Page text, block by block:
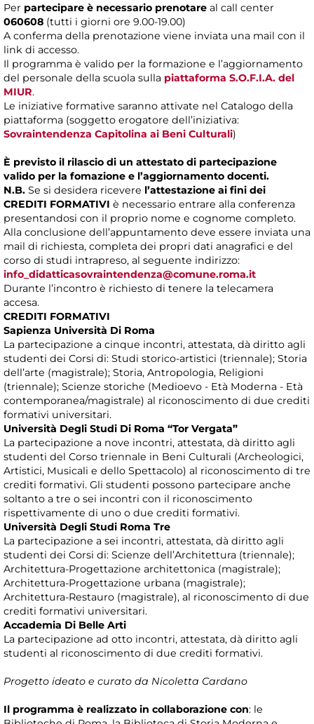
Per partecipare è necessario prenotare al call center
060608 (tutti i giorni ore 9.00-19.00)
A conferma della prenotazione viene inviata una mail con il
link di accesso.
Il programma è valido per la formazione e l’aggiornamento
del personale della scuola sulla piattaforma S.O.F.I.A. del
MIUR.
Le iniziative formative saranno attivate nel Catalogo della
piattaforma (soggetto erogatore dell’iniziativa:
Sovraintendenza Capitolina ai Beni Culturali)
È previsto il rilascio di un attestato di partecipazione
valido per la fomazione e l’aggiornamento docenti.
N.B. Se si desidera ricevere l’attestazione ai fini dei
CREDITI FORMATIVI è necessario entrare alla conferenza
presentandosi con il proprio nome e cognome completo.
Alla conclusione dell’appuntamento deve essere inviata una
mail di richiesta, completa dei propri dati anagrafici e del
corso di studi intrapreso, al seguente indirizzo:
info_didatticasovraintendenza@comune.roma.it
Durante l’incontro è richiesto di tenere la telecamera
accesa.
CREDITI FORMATIVI
Sapienza Università Di Roma
La partecipazione a cinque incontri, attestata, dà diritto agli
studenti dei Corsi di: Studi storico-artistici (triennale); Storia
dell’arte (magistrale); Storia, Antropologia, Religioni
(triennale); Scienze storiche (Medioevo - Età Moderna - Età
contemporanea/magistrale) al riconoscimento di due crediti
formativi universitari.
Università Degli Studi Di Roma “Tor Vergata”
La partecipazione a nove incontri, attestata, dà diritto agli
studenti del Corso triennale in Beni Culturali (Archeologici,
Artistici, Musicali e dello Spettacolo) al riconoscimento di tre
crediti formativi. Gli studenti possono partecipare anche
soltanto a tre o sei incontri con il riconoscimento
rispettivamente di uno o due crediti formativi.
Università Degli Studi Roma Tre
La partecipazione a sei incontri, attestata, dà diritto agli
studenti dei Corsi di: Scienze dell’Architettura (triennale);
Architettura-Progettazione architettonica (magistrale);
Architettura-Progettazione urbana (magistrale);
Architettura-Restauro (magistrale), al riconoscimento di due
crediti formativi universitari.
Accademia Di Belle Arti
La partecipazione ad otto incontri, attestata, dà diritto agli
studenti al riconoscimento di due crediti formativi.
Progetto ideato e curato da Nicoletta Cardano
Il programma è realizzato in collaborazione con: le